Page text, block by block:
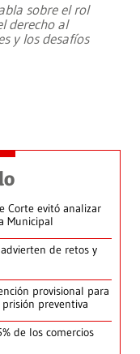
sobre el rol
derecho al
y los desafíos
Corte evitó analizar
Municipal
de retos y
provisional para
preventiva
de los comercios